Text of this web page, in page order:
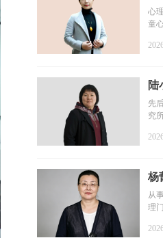
心
童
陆
先
究
杨
从
理